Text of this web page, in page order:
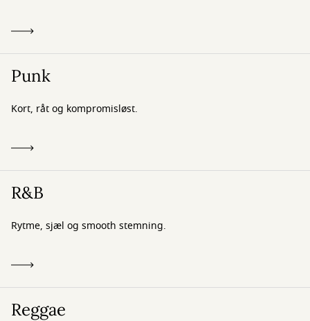
Punk
Kort, råt og kompromisløst.
R&B
Rytme, sjæl og smooth stemning.
Reggae